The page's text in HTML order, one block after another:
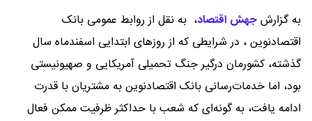
به گزارشجهش اقتصاد، به نقل از روابط عمومی بانک
اقتصادنوین ، در شرایطی که از روزهای ابتدایی اسفندماه سال
گذشته، کشورمان درگیر جنگ تحمیلی آمریکایی و صهیونیستی
بود، اما خدمات‌رسانی بانک اقتصادنوین به مشتریان با قدرت
ادامه یافت، به گونه‌ای که شعب با حداکثر ظرفیت ممکن فعال